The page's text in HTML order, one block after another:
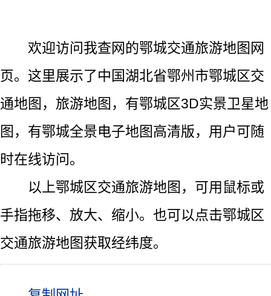
欢迎访问我查网的鄂城交通旅游地图网
页。这里展示了中国湖北省鄂州市鄂城区交
通地图，旅游地图，有鄂城区3D实景卫星地
图，有鄂城全景电子地图高清版，用户可随
时在线访问。
以上鄂城区交通旅游地图，可用鼠标或
手指拖移、放大、缩小。也可以点击鄂城区
交通旅游地图获取经纬度。